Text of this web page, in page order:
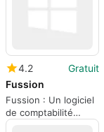
4.2
Gratuit
Fussion
Fussion : Un logiciel
de comptabilité
gratuit pour